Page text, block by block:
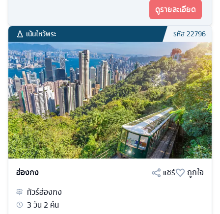
ดูรายละเอียด
เน้นไหว้พระ รหัส22796
ฮ่องกง แชร์
ถูกใจ
ทัวร์ฮ่องกง
3วัน2 คืน